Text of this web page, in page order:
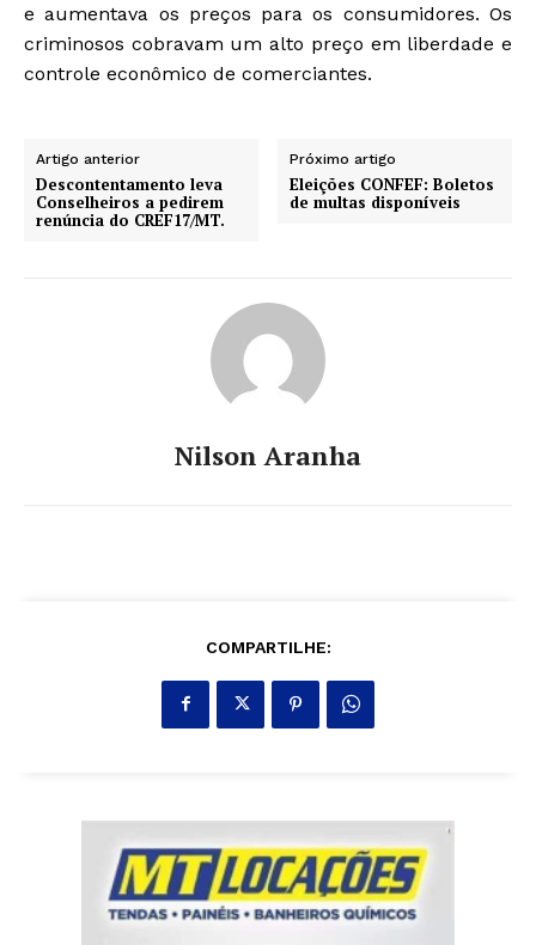
e aumentava os preços para os consumidores. Os
criminosos cobravam um alto preço em liberdade e
controle econômico de comerciantes.
Artigo anterior
Descontentamento leva
Conselheiros a pedirem
renúncia do CREF17/MT.
Próximo artigo
Eleições CONFEF: Boletos
de multas disponíveis
Nilson Aranha
COMPARTILHE: